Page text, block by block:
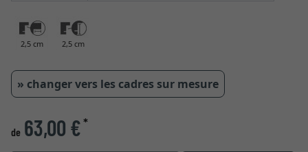
2,5 cm 2,5 cm
» changer vers les cadres sur mesure
de 63,00 €*